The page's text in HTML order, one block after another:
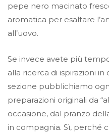
pepe nero macinato
aromatica per esaltare
all’uovo.
Se invece avete più
alla ricerca di ispirazioni in
sezione pubblichiamo
preparazioni originali da
occasione, dal pranzo
in compagnia. Sì, perché